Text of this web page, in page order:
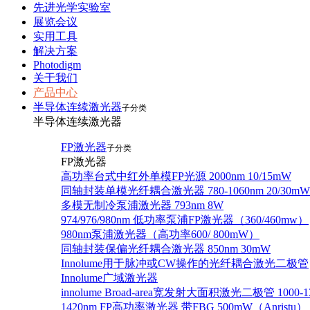
先进光学实验室
展览会议
实用工具
解决方案
Photodigm
关于我们
产品中心
半导体连续激光器子分类
半导体连续激光器
FP激光器子分类
FP激光器
高功率台式中红外单模FP光源 2000nm 10/15mW
同轴封装单模光纤耦合激光器 780-1060nm 20/30mW
多模无制冷泵浦激光器 793nm 8W
974/976/980nm 低功率泵浦FP激光器（360/460mw）
980nm泵浦激光器（高功率600/ 800mW）
同轴封装保偏光纤耦合激光器 850nm 30mW
Innolume用于脉冲或CW操作的光纤耦合激光二极管
Innolume广域激光器
innolume Broad-area宽发射大面积激光二极管 1000-
1420nm FP高功率激光器 带FBG 500mW（Anristu）